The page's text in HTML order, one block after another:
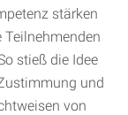
stärken
Teilnehmenden
stieß die Idee
und
von